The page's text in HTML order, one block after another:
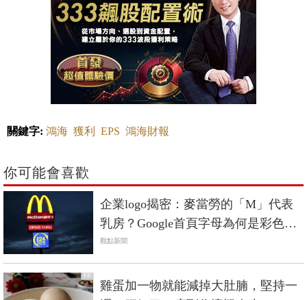
關鍵字: 鴻海 獲利 EPS 鴻海財報
你可能會喜歡
企業logo揭密：麥當勞的「M」代表
乳房？Google首頁字母為何是彩色
的？
觀點新聞
PR
雞蛋加一物就能減掉大肚腩，堅持一